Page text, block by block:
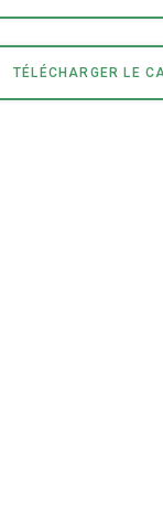
TÉLÉCHARGER LE